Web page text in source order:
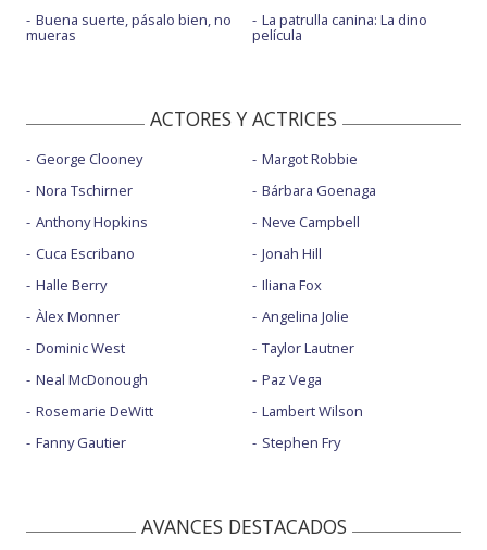
Buena suerte, pásalo bien, no
mueras
La patrulla canina: La dino
película
ACTORES Y ACTRICES
George Clooney
Nora Tschirner
Anthony Hopkins
Cuca Escribano
Halle Berry
Àlex Monner
Dominic West
Neal McDonough
Rosemarie DeWitt
Fanny Gautier
Margot Robbie
Bárbara Goenaga
Neve Campbell
Jonah Hill
Iliana Fox
Angelina Jolie
Taylor Lautner
Paz Vega
Lambert Wilson
Stephen Fry
AVANCES DESTACADOS